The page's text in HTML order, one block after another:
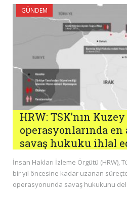
GÜNDEM
HRW: TSK’nın
operasyonlarında
savaş hukuku ihlal
İnsan Hakları İzleme Örgütü (HRW),
bir yıl öncesine kadar uzanan
operasyonunda savaş hukukunu